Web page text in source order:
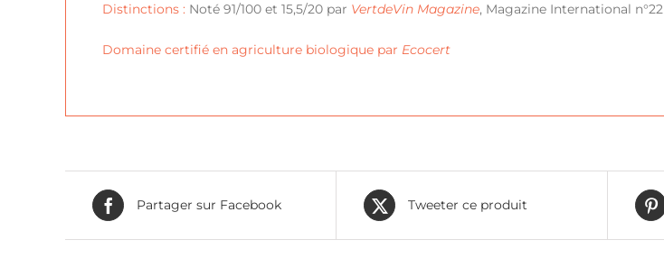
Distinctions : Noté 91/100 et 15,5/20 par VertdeVin Magazine, Magazine International n°22
Domaine certifié en agriculture biologique par Ecocert
Partager sur Facebook Tweeter ce produit